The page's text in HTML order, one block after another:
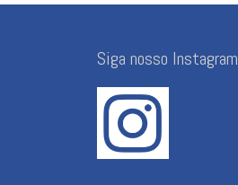
Siga nosso Instagram